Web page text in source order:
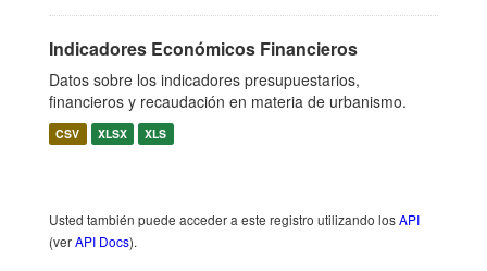
Indicadores Económicos Financieros
Datos sobre los indicadores presupuestarios,
financieros y recaudación en materia de urbanismo.
CSV XLSX XLS
Usted también puede acceder a este registro utilizando losAPI
(verAPI Docs).